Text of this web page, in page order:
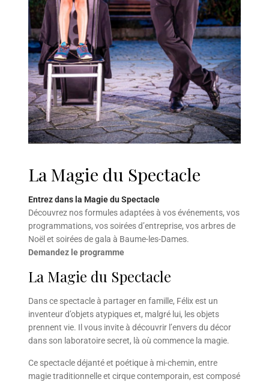
La Magie du Spectacle
Entrez dans la Magie du Spectacle
Découvrez nos formules adaptées à vos événements, vos
programmations, vos soirées d’entreprise, vos arbres de
Noël et soirées de gala à Baume-les-Dames.
Demandez le programme
La Magie du Spectacle
Dans ce spectacle à partager en famille, Félix est un
inventeur d’objets atypiques et, malgré lui, les objets
prennent vie. Il vous invite à découvrir l’envers du décor
dans son laboratoire secret, là où commence la magie.
Ce spectacle déjanté et poétique à mi-chemin, entre
magie traditionnelle et cirque contemporain, est composé